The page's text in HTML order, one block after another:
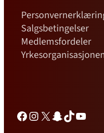
Salgsbetingelser
Medlemsfordeler
Facebook
Instagram
X Snapchat
TikTok